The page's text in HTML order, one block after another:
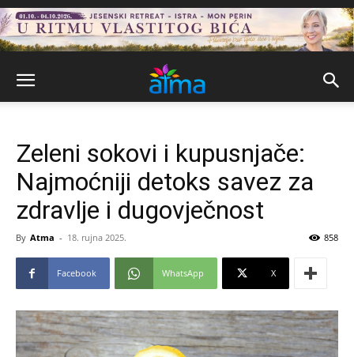
Zeleni sokovi i kupusnjače:
Najmoćniji detoks savez za
zdravlje i dugovječnost
By Atma - 18. rujna 2025. 858
Facebook WhatsApp X